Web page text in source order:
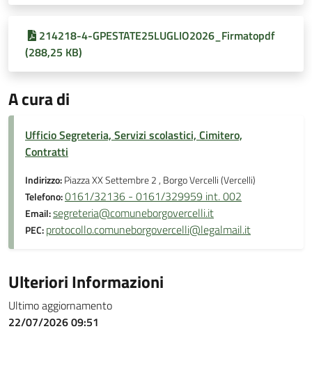
214218-4-GPESTATE25LUGLIO2026_Firmatopdf
(288,25 KB)
A cura di
Ufficio Segreteria, Servizi scolastici, Cimitero,
Contratti
Indirizzo:Piazza XX Settembre 2 , Borgo Vercelli (Vercelli)
Telefono:0161/32136 - 0161/329959 int. 002
Email:segreteria@comuneborgovercelli.it
PEC:protocollo.comuneborgovercelli@legalmail.it
Ulteriori Informazioni
Ultimo aggiornamento
22/07/2026 09:51